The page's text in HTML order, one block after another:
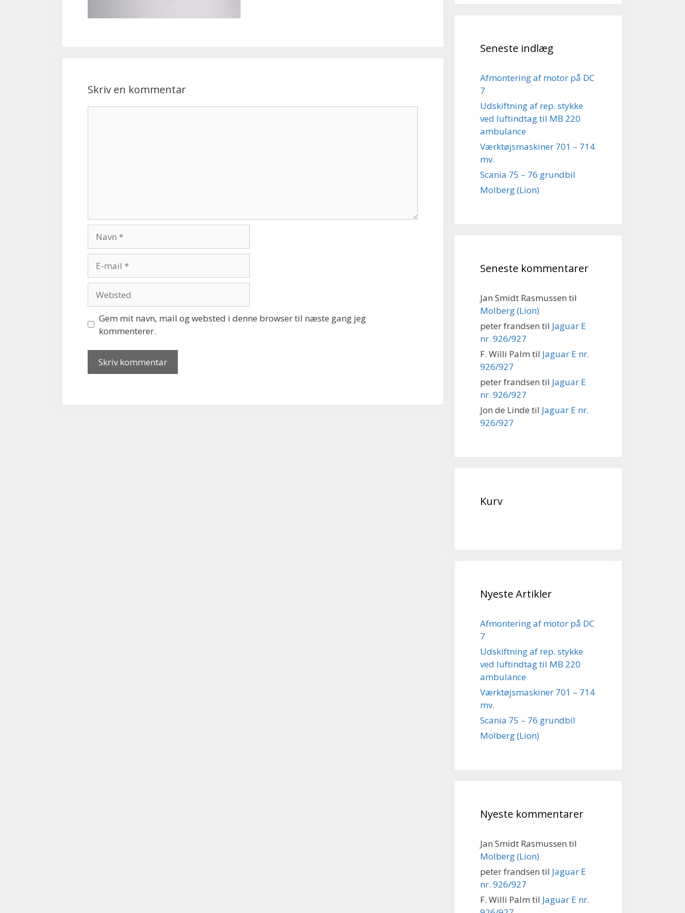
Skriv en kommentar
mail
Gem mit navn, mail og websted i denne browser til næste gang jeg
kommenterer.
Seneste indlæg
Afmontering af motor på DC
7
Udskiftning af rep. stykke
ved luftindtag til MB 220
ambulance
Værktøjsmaskiner 701 – 714
mv.
Scania 75 – 76 grundbil
Molberg (Lion)
Seneste kommentarer
Jan Smidt Rasmussen til
Molberg (Lion)
peter frandsen til Jaguar E
nr. 926/927
F. Willi Palm til Jaguar E nr.
926/927
peter frandsen til Jaguar E
nr. 926/927
Jon de Linde til Jaguar E nr.
926/927
Kurv
Nyeste Artikler
Afmontering af motor på DC
7
Udskiftning af rep. stykke
ved luftindtag til MB 220
ambulance
Værktøjsmaskiner 701 – 714
mv.
Scania 75 – 76 grundbil
Molberg (Lion)
Nyeste kommentarer
Jan Smidt Rasmussen til
Molberg (Lion)
peter frandsen til Jaguar E
nr. 926/927
F. Willi Palm til Jaguar E nr.